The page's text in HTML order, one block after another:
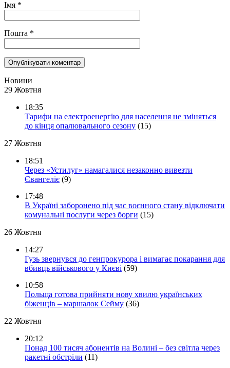
Імя *
Пошта *
Новини
29 Жовтня
18:35
Тарифи на електроенергію для населення не зміняться
до кінця опалювального сезону (15)
27 Жовтня
18:51
Через «Устилуг» намагалися незаконно вивезти
Євангеліє (9)
17:48
В Україні заборонено під час воєнного стану відключати
комунальні послуги через борги (15)
26 Жовтня
14:27
Гузь звернувся до генпрокурора і вимагає покарання для
вбивць військового у Києві (59)
10:58
Польща готова прийняти нову хвилю українських
біженців – маршалок Сейму (36)
22 Жовтня
20:12
Понад 100 тисяч абонентів на Волині – без світла через
ракетні обстріли (11)